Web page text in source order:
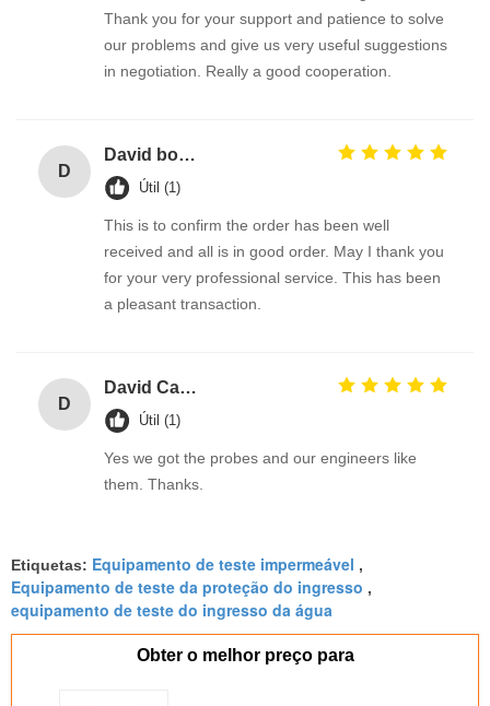
Thank you for your support and patience to solve
our problems and give us very useful suggestions
in negotiation. Really a good cooperation.
D
David borland
Útil (1)
This is to confirm the order has been well
received and all is in good order. May I thank you
for your very professional service. This has been
a pleasant transaction.
D
David Calabro
Útil (1)
Yes we got the probes and our engineers like
them. Thanks.
Etiquetas: Equipamento de teste impermeável ,
Equipamento de teste da proteção do ingresso ,
equipamento de teste do ingresso da água
Obter o melhor preço para